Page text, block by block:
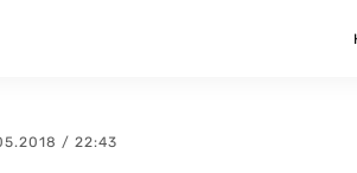
/ 22:43